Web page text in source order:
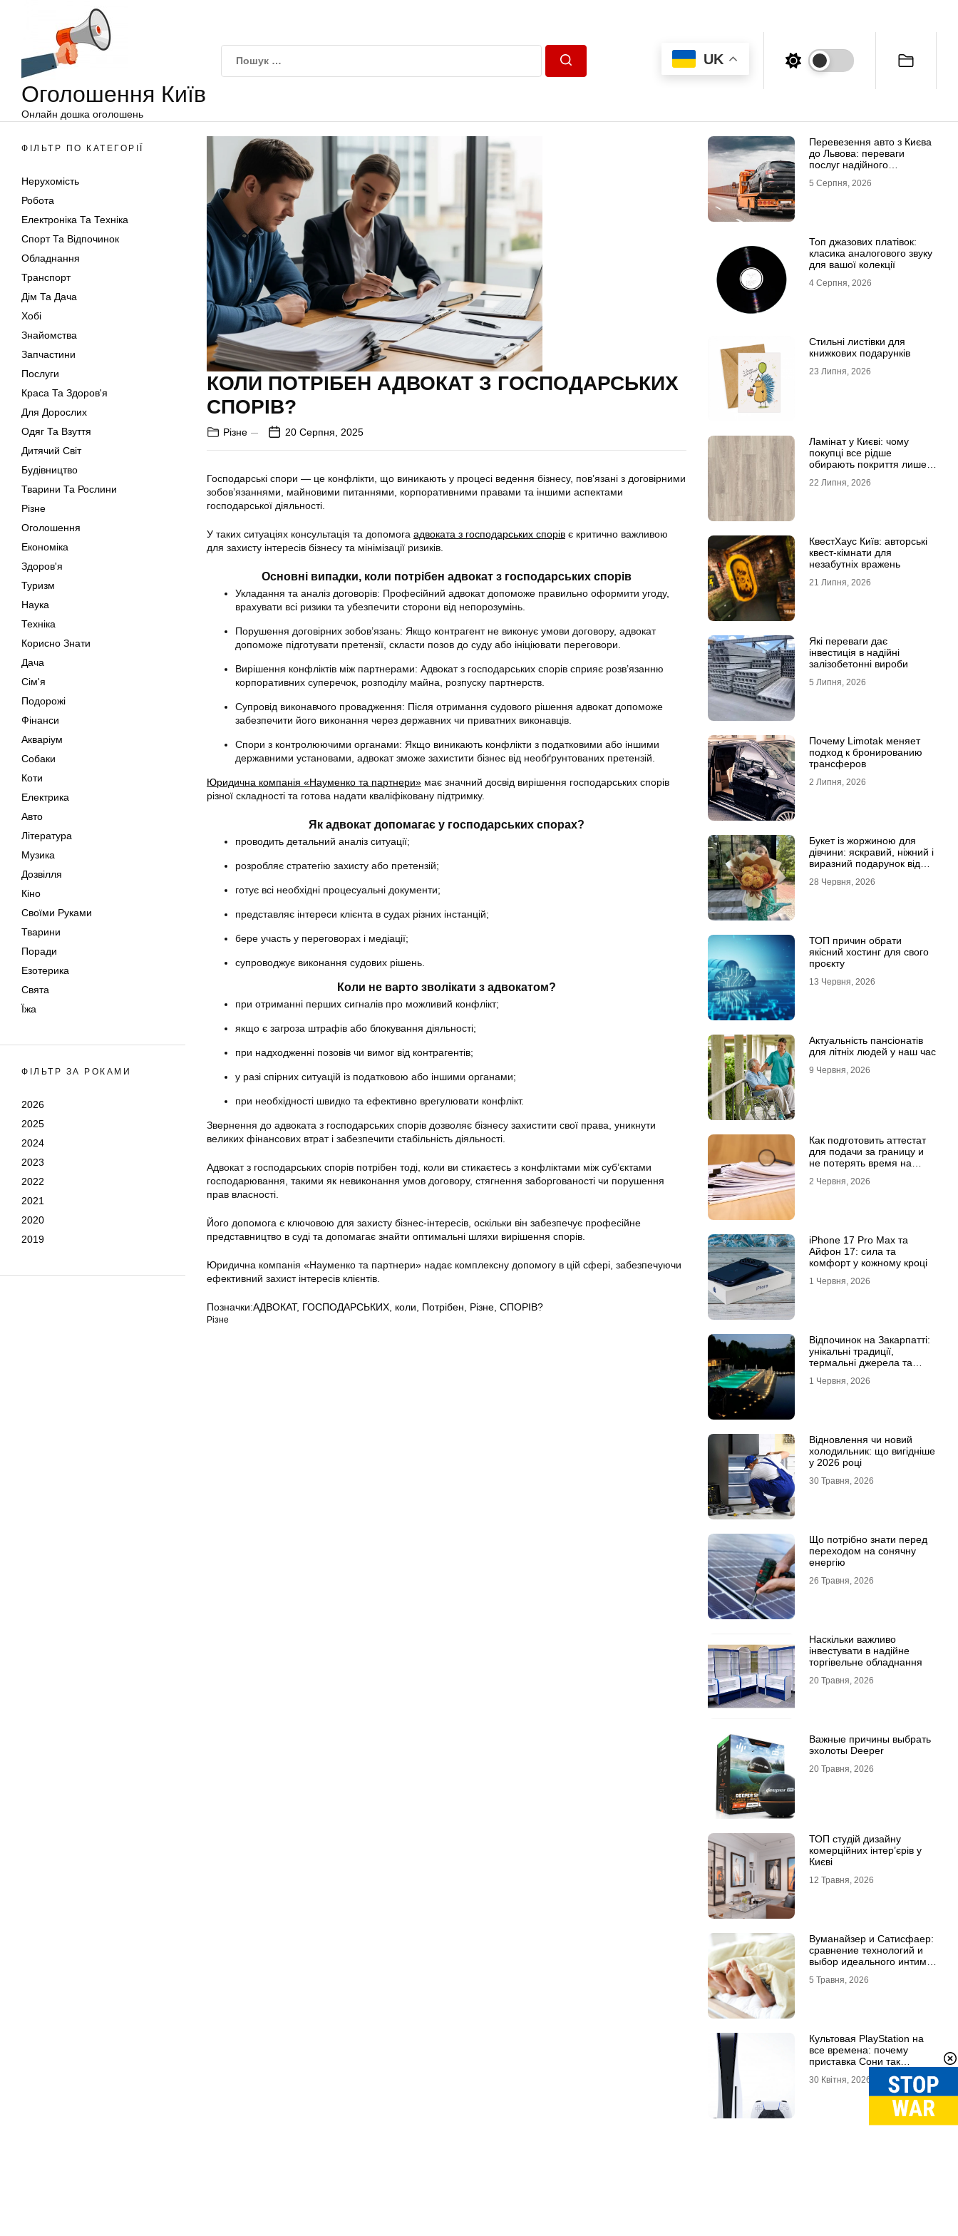
Оголошення Київ
Онлайн дошка оголошень
UK
ФІЛЬТР ПО КАТЕГОРІЇ
Нерухомість
Робота
Електроніка Та Техніка
Спорт Та Відпочинок
Обладнання
Транспорт
Дім Та Дача
Хобі
Знайомства
Запчастини
Послуги
Краса Та Здоров'я
Для Дорослих
Одяг Та Взуття
Дитячий Світ
Будівництво
Тварини Та Рослини
Різне
Оголошення
Економіка
Здоров'я
Туризм
Наука
Техніка
Корисно Знати
Дача
Сім'я
Подорожі
Фінанси
Акваріум
Собаки
Коти
Електрика
Авто
Література
Музика
Дозвілля
Кіно
Своїми Руками
Тварини
Поради
Езотерика
Свята
Їжа
ФІЛЬТР ЗА РОКАМИ
2026
2025
2024
2023
2022
2021
2020
2019
КОЛИ ПОТРІБЕН АДВОКАТ З ГОСПОДАРСЬКИХ
СПОРІВ?
Різне 20 Серпня, 2025
Господарські спори — це конфлікти, що виникають у процесі ведення бізнесу, пов’язані з договірними
зобов’язаннями, майновими питаннями, корпоративними правами та іншими аспектами
господарської діяльності.
У таких ситуаціях консультація та допомога адвоката з господарських спорів є критично важливою
для захисту інтересів бізнесу та мінімізації ризиків.
Основні випадки, коли потрібен адвокат з господарських спорів
Укладання та аналіз договорів: Професійний адвокат допоможе правильно оформити угоду,
врахувати всі ризики та убезпечити сторони від непорозумінь.
Порушення договірних зобов’язань: Якщо контрагент не виконує умови договору, адвокат
допоможе підготувати претензії, скласти позов до суду або ініціювати переговори.
Вирішення конфліктів між партнерами: Адвокат з господарських спорів сприяє розв’язанню
корпоративних суперечок, розподілу майна, розпуску партнерств.
Супровід виконавчого провадження: Після отримання судового рішення адвокат допоможе
забезпечити його виконання через державних чи приватних виконавців.
Спори з контролюючими органами: Якщо виникають конфлікти з податковими або іншими
державними установами, адвокат зможе захистити бізнес від необґрунтованих претензій.
Юридична компанія «Науменко та партнери» має значний досвід вирішення господарських спорів
різної складності та готова надати кваліфіковану підтримку.
Як адвокат допомагає у господарських спорах?
проводить детальний аналіз ситуації;
розробляє стратегію захисту або претензій;
готує всі необхідні процесуальні документи;
представляє інтереси клієнта в судах різних інстанцій;
бере участь у переговорах і медіації;
супроводжує виконання судових рішень.
Коли не варто зволікати з адвокатом?
при отриманні перших сигналів про можливий конфлікт;
якщо є загроза штрафів або блокування діяльності;
при надходженні позовів чи вимог від контрагентів;
у разі спірних ситуацій із податковою або іншими органами;
при необхідності швидко та ефективно врегулювати конфлікт.
Звернення до адвоката з господарських спорів дозволяє бізнесу захистити свої права, уникнути
великих фінансових втрат і забезпечити стабільність діяльності.
Адвокат з господарських спорів потрібен тоді, коли ви стикаєтесь з конфліктами між суб’єктами
господарювання, такими як невиконання умов договору, стягнення заборгованості чи порушення
прав власності.
Його допомога є ключовою для захисту бізнес-інтересів, оскільки він забезпечує професійне
представництво в суді та допомагає знайти оптимальні шляхи вирішення спорів.
Юридична компанія «Науменко та партнери» надає комплексну допомогу в цій сфері, забезпечуючи
ефективний захист інтересів клієнтів.
Позначки:АДВОКАТ, ГОСПОДАРСЬКИХ коли Потрібен Різне СПОРІВ?
Різне
Перевезення авто з Києва
до Львова: переваги
послуг надійного
5 Серпня, 2026
Топ джазових платівок:
класика аналогового звуку
для вашої колекції
4 Серпня, 2026
Стильні листівки для
книжкових подарунків
23 Липня, 2026
Ламінат у Києві: чому
покупці все рідше
обирають покриття лише
22 Липня, 2026
КвестХаус Київ: авторські
квест-кімнати для
незабутніх вражень
21 Липня, 2026
Які переваги дає
інвестиція в надійні
залізобетонні вироби
5 Липня, 2026
Почему Limotak меняет
подход к бронированию
трансферов
2 Липня, 2026
Букет із жоржиною для
дівчини: яскравий, ніжний і
виразний подарунок від
28 Червня, 2026
ТОП причин обрати
якісний хостинг для свого
проєкту
13 Червня, 2026
Актуальність пансіонатів
для літніх людей у наш час
9 Червня, 2026
Как подготовить аттестат
для подачи за границу и
не потерять время на
2 Червня, 2026
iPhone 17 Pro Max та
Айфон 17: сила та
комфорт у кожному кроці
1 Червня, 2026
Відпочинок на Закарпатті:
унікальні традиції,
термальні джерела та
1 Червня, 2026
Відновлення чи новий
холодильник: що вигідніше
у 2026 році
30 Травня, 2026
Що потрібно знати перед
переходом на сонячну
енергію
26 Травня, 2026
Наскільки важливо
інвестувати в надійне
торгівельне обладнання
20 Травня, 2026
Важные причины выбрать
эхолоты Deeper
20 Травня, 2026
ТОП студій дизайну
комерційних інтер’єрів у
Києві
12 Травня, 2026
Вуманайзер и Сатисфаер:
сравнение технологий и
выбор идеального интим-
5 Травня, 2026
Культовая PlayStation на
все времена: почему
приставка Сони так
30 Квітня, 2026